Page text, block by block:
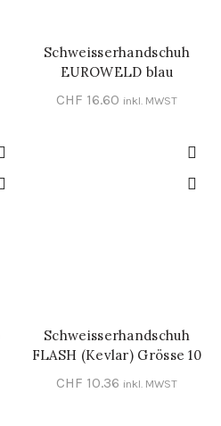
IN DEN WARENKORB
Schweisserhandschuh
EUROWELD blau
CHF 16.60 inkl. MWST
IN DEN WARENKORB
Schweisserhandschuh
FLASH (Kevlar) Grösse 10
CHF 10.36 inkl. MWST